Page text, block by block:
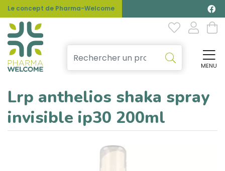
Le concept de Pharma-Welcome
MENU
Lrp anthelios shaka spray
invisible ip30 200ml